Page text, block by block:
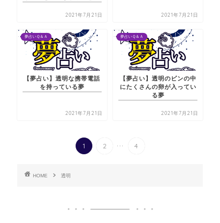
2021年7月21日 2021年7月21日
夢占いＱ＆Ａ
【夢占い】透明な携帯電話
を持っている夢
2021年7月21日
夢占いＱ＆Ａ
【夢占い】透明のビンの中
にたくさんの卵が入ってい
る夢
2021年7月21日
1 2 ... 4
HOME 透明